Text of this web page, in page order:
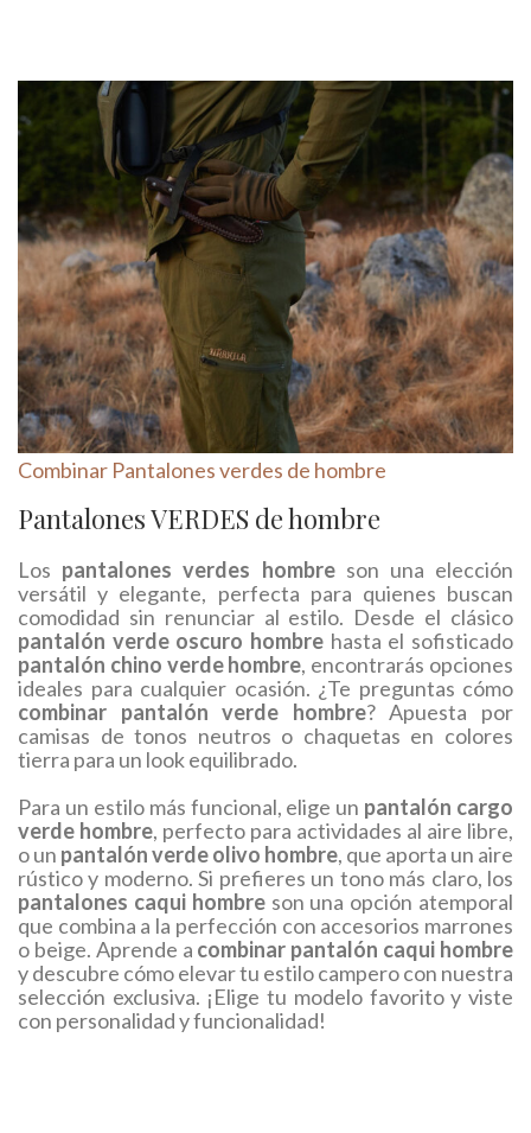
Combinar Pantalones verdes de hombre
Pantalones VERDES de hombre
Los pantalones verdes hombreson una elección
versátil y elegante, perfecta para quienes buscan
comodidad sin renunciar al estilo. Desde el clásico
pantalón verde oscuro hombre hasta el sofisticado
pantalón chino verde hombre, encontrarás opciones
ideales para cualquier ocasión. ¿Te preguntas cómo
combinar pantalón verde hombre? Apuesta por
camisas de tonos neutros o chaquetas en colores
tierra para un look equilibrado.
Para un estilo más funcional, elige un pantalón cargo
verde hombre, perfecto para actividades al aire libre,
o un pantalón verde olivo hombre, que aporta un aire
rústico y moderno. Si prefieres un tono más claro, los
pantalones caqui hombreson una opción atemporal
que combina a la perfección con accesorios marrones
o beige. Aprende a combinar pantalón caqui hombre
y descubre cómo elevar tu estilo campero con nuestra
selección exclusiva. ¡Elige tu modelo favorito y viste
con personalidad y funcionalidad!